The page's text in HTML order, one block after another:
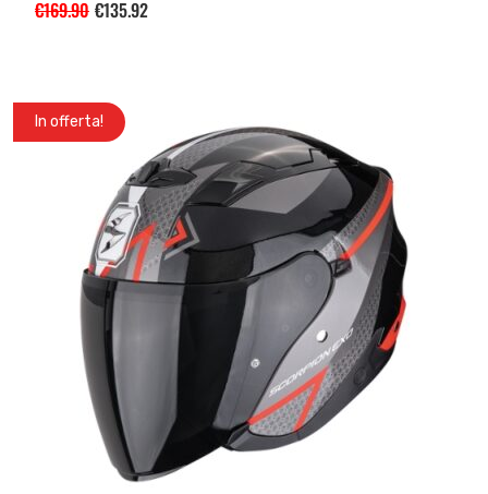
€169.90 €135.92
In offerta!